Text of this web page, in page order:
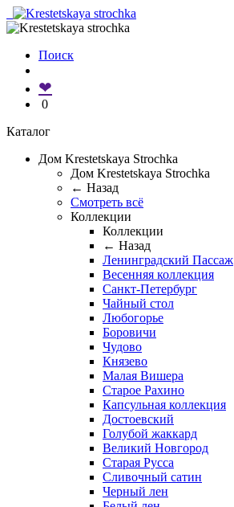
Поиск
❤
0
Каталог
Дом Krestetskaya Strochka
Дом Krestetskaya Strochka
← Назад
Смотреть всё
Коллекции
Коллекции
← Назад
Ленинградский Пассаж
Весенняя коллекция
Санкт-Петербург
Чайный стол
Любогорье
Боровичи
Чудово
Князево
Малая Вишера
Старое Рахино
Капсульная коллекция
Достоевский
Голубой жаккард
Великий Новгород
Старая Русса
Сливочный сатин
Черный лен